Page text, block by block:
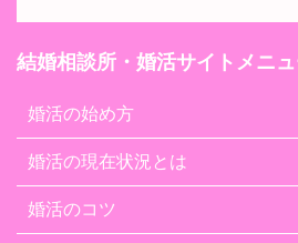
結婚相談所・婚活サイトメニ
婚活の始め方
婚活の現在状況とは
婚活のコツ